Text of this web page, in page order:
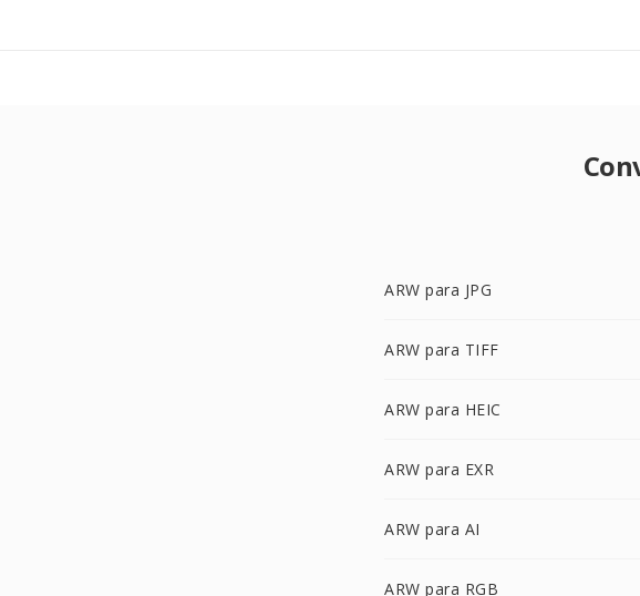
ARW para JPG
ARW para TIFF
ARW para HEIC
ARW para EXR
ARW para AI
ARW para RGB